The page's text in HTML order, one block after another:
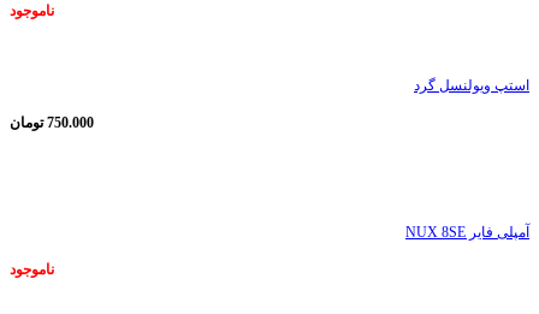
ناموجود
استپ ویولنسل گرد
750.000 تومان
آمپلی فایر NUX 8SE
ناموجود